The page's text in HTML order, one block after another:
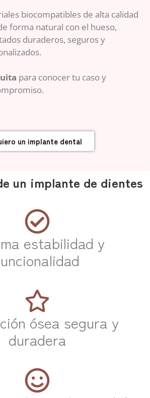
biocompatibles de alta calidad
forma natural con el hueso,
duraderos, seguros y
para conocer tu caso y
un implante dental
un implante de dientes
estabilidad y
ósea segura y
duradera